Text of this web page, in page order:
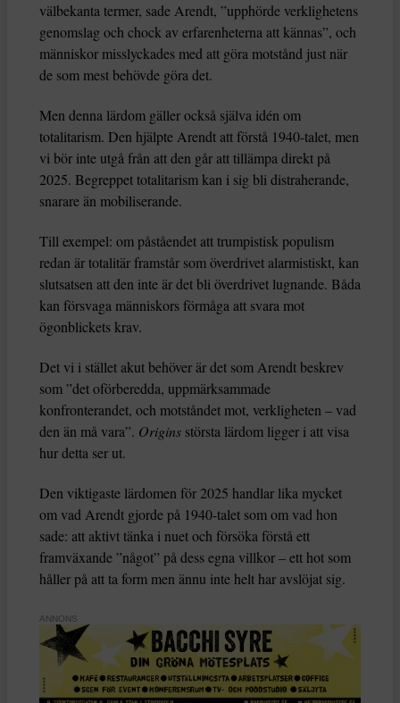
välbekanta termer, sade Arendt, ”upphörde verklighetens
genomslag och chock av erfarenheterna att kännas”, och
människor misslyckades med att göra motstånd just när
de som mest behövde göra det.
Men denna lärdom gäller också själva idén om
totalitarism. Den hjälpte Arendt att förstå 1940-talet, men
vi bör inte utgå från att den går att tillämpa direkt på
2025. Begreppet totalitarism kan i sig bli distraherande,
snarare än mobiliserande.
Till exempel: om påståendet att trumpistisk populism
redan är totalitär framstår som överdrivet alarmistiskt, kan
slutsatsen att den inte är det bli överdrivet lugnande. Båda
kan försvaga människors förmåga att svara mot
ögonblickets krav.
Det vi i stället akut behöver är det som Arendt beskrev
som ”det oförberedda, uppmärksammade
konfronterandet, och motståndet mot, verkligheten – vad
den än må vara”. Origins största lärdom ligger i att visa
hur detta ser ut.
Den viktigaste lärdomen för 2025 handlar lika mycket
om vad Arendt gjorde på 1940-talet som om vad hon
sade: att aktivt tänka i nuet och försöka förstå ett
framväxande ”något” på dess egna villkor – ett hot som
håller på att ta form men ännu inte helt har avslöjat sig.
ANNONS